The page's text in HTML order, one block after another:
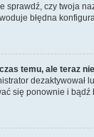
sprawdź, czy twoja
błędna
temu, ale teraz
dezaktywował
się ponownie i